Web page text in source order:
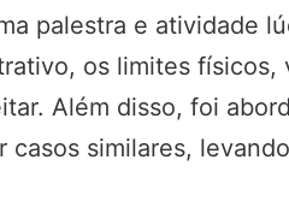
palestra e atividade
os limites físicos,
Além disso, foi
similares,